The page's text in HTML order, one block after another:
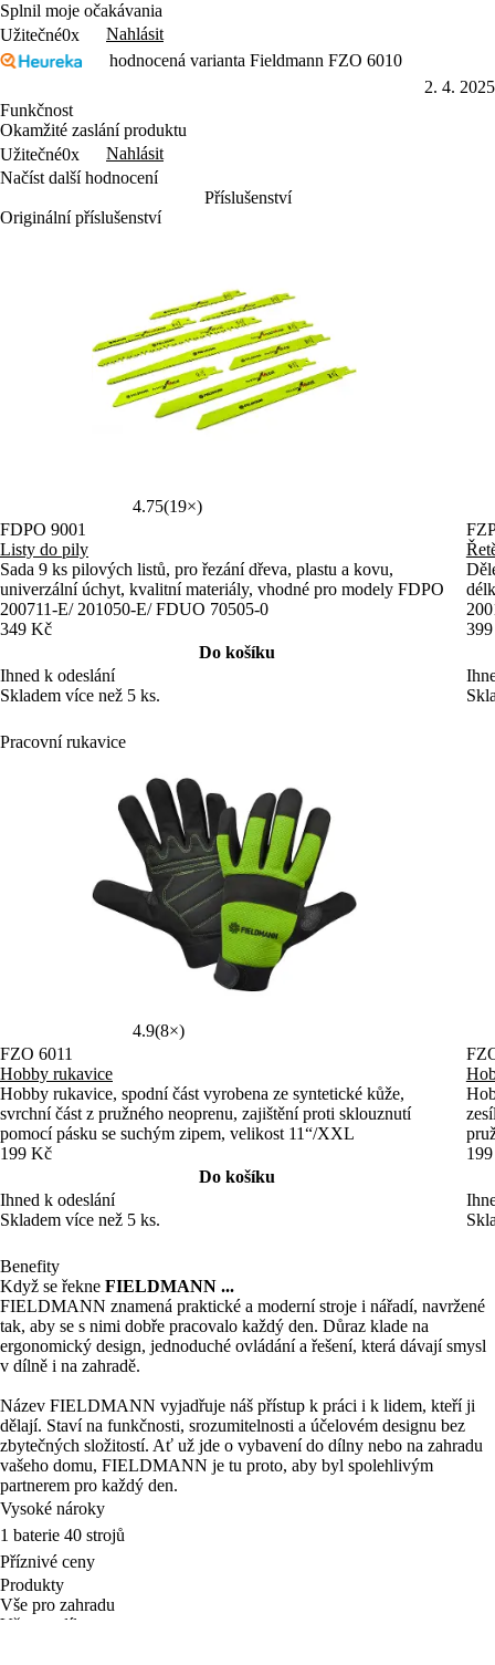
Splnil moje očakávania
Užitečné0x
Nahlásit
hodnocená varianta Fieldmann FZO 6010
2. 4. 2025
Funkčnost
Okamžité zaslání produktu
Užitečné0x
Nahlásit
Načíst další hodnocení
Příslušenství
Originální příslušenství
4.75(19×)
FDPO 9001
Listy do pily
Sada 9 ks pilových listů, pro řezání dřeva, plastu a kovu,
univerzální úchyt, kvalitní materiály, vhodné pro modely FDPO
200711-E/ 201050-E/ FDUO 70505-0
349 Kč
Do košíku
Ihned k odeslání
Skladem více než 5 ks.
Pracovní rukavice
4.9(8×)
FZO 6011
Hobby rukavice
Hobby rukavice, spodní část vyrobena ze syntetické kůže,
svrchní část z pružného neoprenu, zajištění proti sklouznutí
pomocí pásku se suchým zipem, velikost 11“/XXL
199 Kč
Do košíku
Ihned k odeslání
Skladem více než 5 ks.
Benefity
Když se řekne FIELDMANN ...
FIELDMANN znamená praktické a moderní stroje i nářadí, navržené
tak, aby se s nimi dobře pracovalo každý den. Důraz klade na
ergonomický design, jednoduché ovládání a řešení, která dávají smysl
v dílně i na zahradě.
Název FIELDMANN vyjadřuje náš přístup k práci i k lidem, kteří ji
dělají. Staví na funkčnosti, srozumitelnosti a účelovém designu bez
zbytečných složitostí. Ať už jde o vybavení do dílny nebo na zahradu
vašeho domu, FIELDMANN je tu proto, aby byl spolehlivým
partnerem pro každý den.
Vysoké nároky
1 baterie 40 strojů
Příznivé ceny
Produkty
Vše pro zahradu
Vše pro dílnu